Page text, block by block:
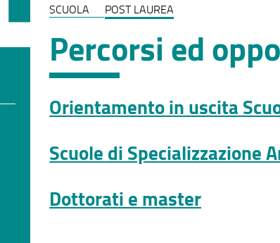
SCUOLA POST LAUREA
Percorsi ed
Orientamento in uscita
Scuole di Specializzazione
Dottorati e master